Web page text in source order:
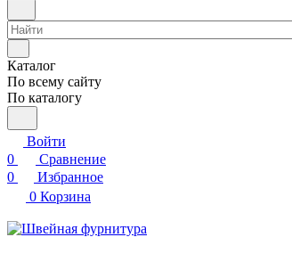
Каталог
По всему сайту
По каталогу
Войти
0
Сравнение
0
Избранное
0 Корзина